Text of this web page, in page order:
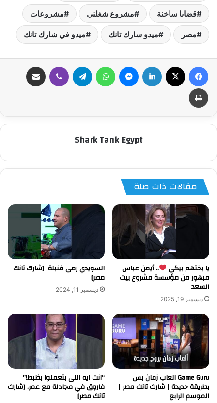
قضايا ساخنة مشروع شغلني مشروعات
مصر
فيسبوك لينكدإن ماسنجر واتساب تيلقرام ڤايبر
طباعة
Shark Tank Egypt
مقالات ذات صلة
يا بختهم بيكي .. أيمن عباس
مبهور من مؤسسة مشروع بيت
السعد
ديسمبر 19, 2025
السويدي رمى قنبلة [شارك تانك
مصر]
ديسمبر 11, 2024
Game Guru العاب زمان بس
بطريقة جديدة | شارك تانك مصر |
الموسم الرابع
“انت ايه اللى بتعملوا بظبط!”
فاروق في مجادلة مع عمر. [شارك
تانك مصر]